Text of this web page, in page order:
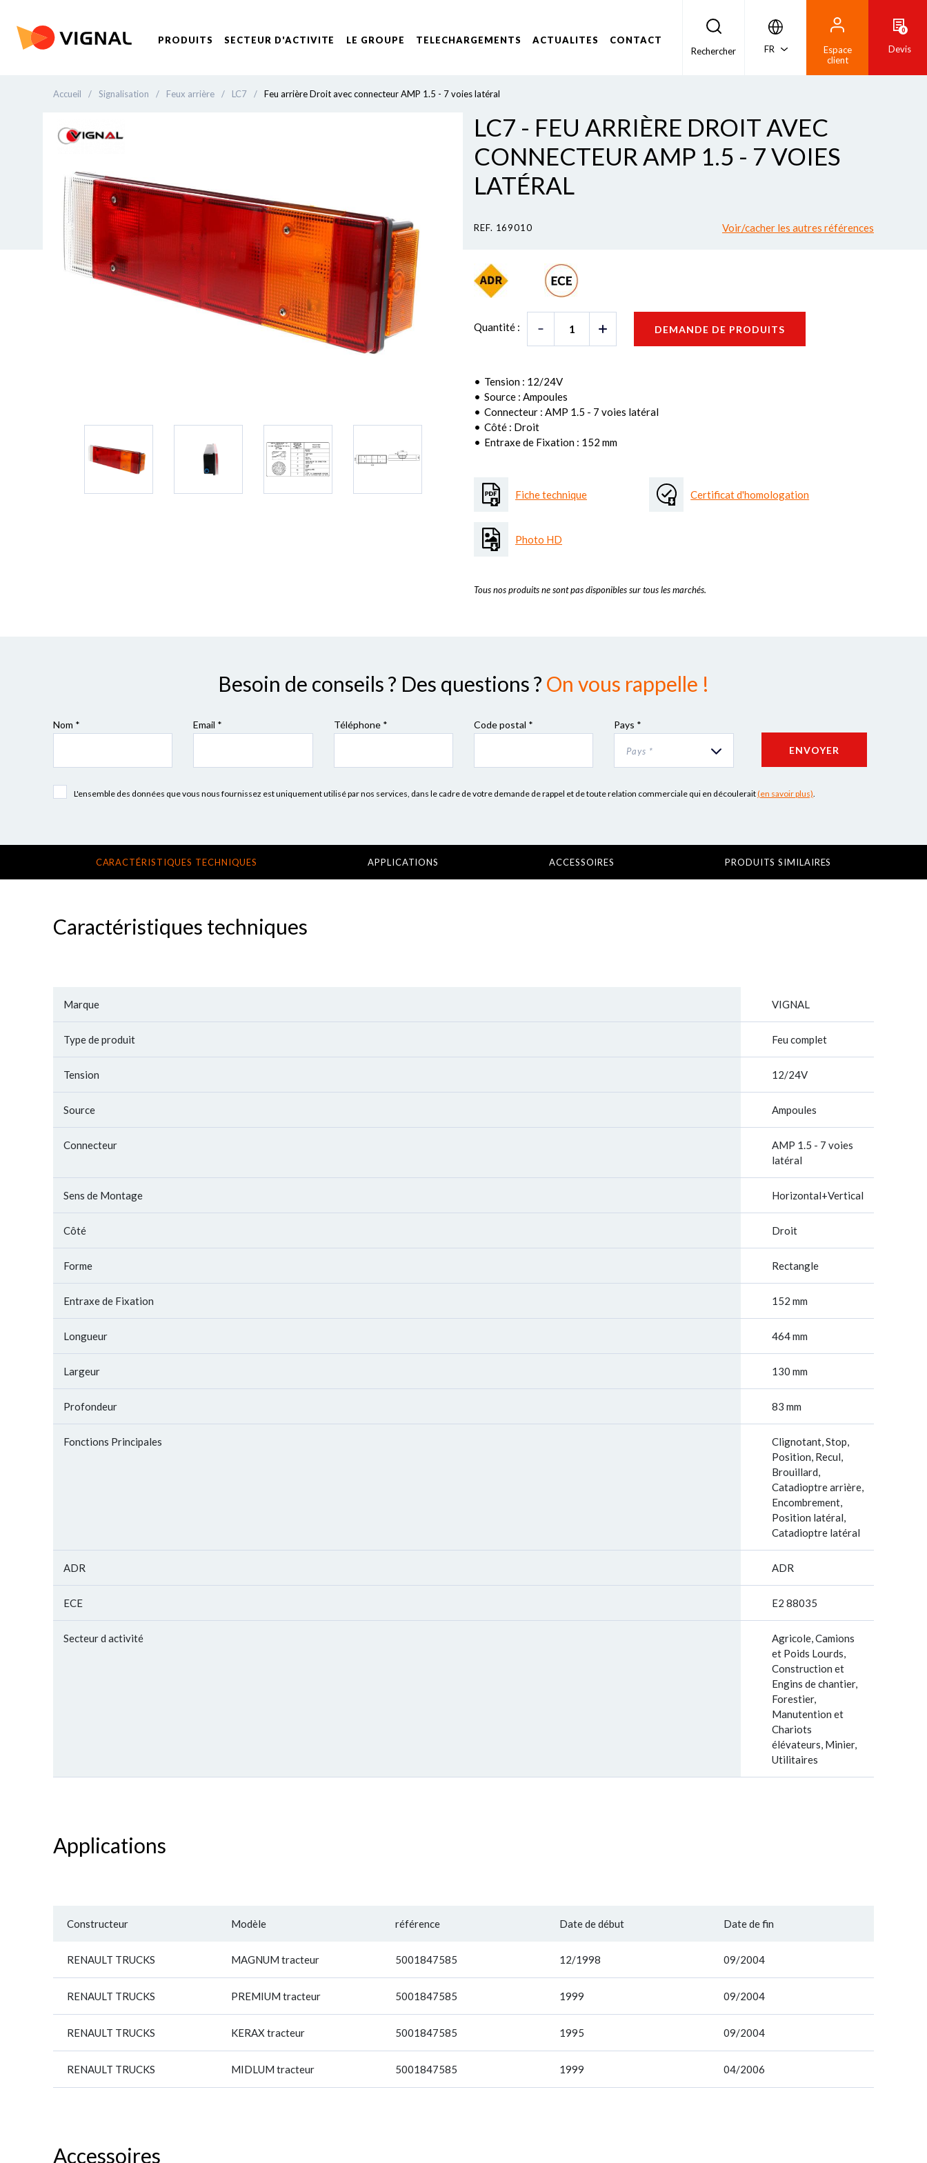
PRODUITS SECTEUR D'ACTIVITE LE GROUPE TELECHARGEMENTS ACTUALITES
CONTACT
Rechercher
FR
Espace
client
0
Devis
Accueil / Signalisation / Feux arrière / LC7 / Feu arrière Droit avec connecteur AMP 1.5 - 7 voies latéral
LC7 - FEU ARRIÈRE DROIT AVEC
CONNECTEUR AMP 1.5 - 7 VOIES
LATÉRAL
REF. 169010 Voir/cacher les autres références
Quantité : DEMANDE DE PRODUITS
Tension : 12/24V
Source : Ampoules
Connecteur : AMP 1.5 - 7 voies latéral
Côté : Droit
Entraxe de Fixation : 152 mm
Fiche technique
Photo HD
Certificat d'homologation
Tous nos produits ne sont pas disponibles sur tous les marchés.
Besoin de conseils ? Des questions ? On vous rappelle !
Nom * Email * Téléphone * Code postal * Pays *
Pays * ENVOYER
L'ensemble des données que vous nous fournissez est uniquement utilisé par nos services, dans le cadre de votre demande de rappel et de toute relation commerciale qui en découlerait(en savoir plus).
CARACTÉRISTIQUES TECHNIQUES APPLICATIONS ACCESSOIRES PRODUITS SIMILAIRES
Caractéristiques techniques
Marque VIGNAL
Type de produit Feu complet
Tension 12/24V
Source Ampoules
Connecteur
AMP 1.5 - 7 voies
latéral
Sens de Montage Horizontal+Vertical
Côté Droit
Forme Rectangle
Entraxe de Fixation 152 mm
Longueur 464 mm
Largeur 130 mm
Profondeur 83 mm
Fonctions Principales
Clignotant, Stop,
Position, Recul,
Brouillard,
Catadioptre arrière,
Encombrement,
Position latéral,
Catadioptre latéral
ADR ADR
ECE E2 88035
Secteur d activité
Agricole, Camions
et Poids Lourds,
Construction et
Engins de chantier,
Forestier,
Manutention et
Chariots
élévateurs, Minier,
Utilitaires
Applications
Constructeur Modèle référence Date de début Date de fin
RENAULT TRUCKS MAGNUM tracteur 5001847585 12/1998 09/2004
RENAULT TRUCKS PREMIUM tracteur 5001847585 1999 09/2004
RENAULT TRUCKS KERAX tracteur 5001847585 1995 09/2004
RENAULT TRUCKS MIDLUM tracteur 5001847585 1999 04/2006
Accessoires